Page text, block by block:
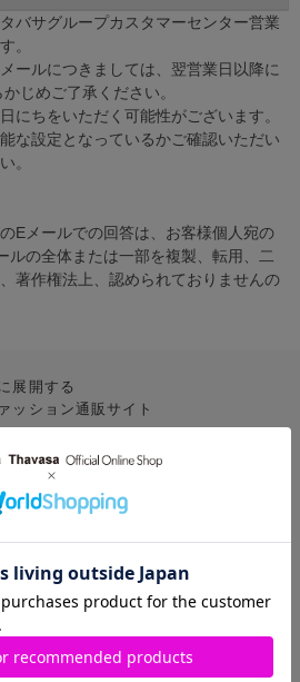
バサグループカスタマーセンター営業
。
ールにつきましては、翌営業日以降に
じめご了承ください。
にちをいただく可能性がございます。
な設定となっているかご確認いただい
。
Eメールでの回答は、お客様個人宛の
ルの全体または一部を複製、転用、二
著作権法上、認められておりませんの
展開する
ッション通販サイト